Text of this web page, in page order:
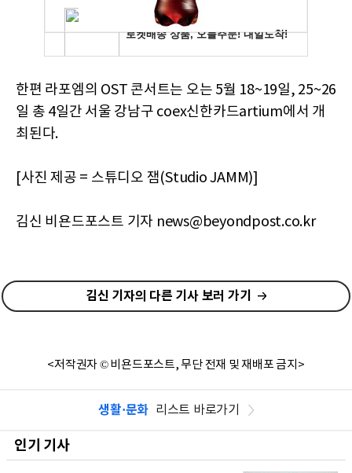
한편 라포엠의 OST 콘서트는 오는 5월 18~19일, 25~26
일 총 4일간 서울 강남구 coex신한카드artium에서 개
최된다.
[사진 제공 = 스튜디오 잼(Studio JAMM)]
김신 비욘드포스트 기자 news@beyondpost.co.kr
김신 기자의 다른 기사 보러 가기
<저작권자 © 비욘드포스트, 무단 전재 및 재배포 금지>
생활·문화 리스트 바로가기
인기 기사